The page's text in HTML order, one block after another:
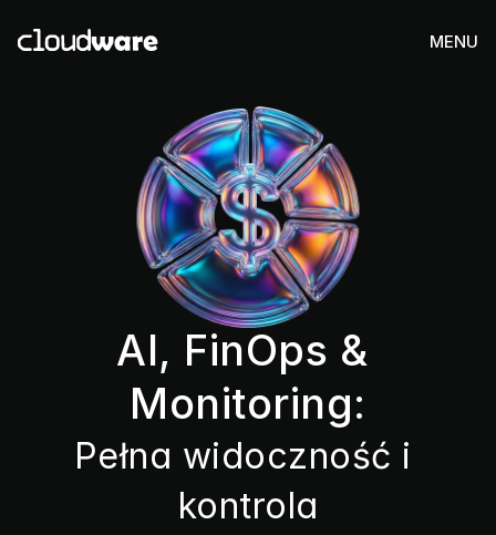
AI, FinOps &
Monitoring:
Pełna widoczność i
kontrola
MENU